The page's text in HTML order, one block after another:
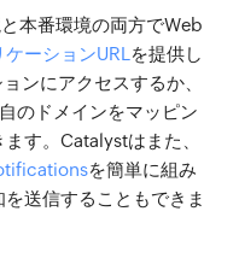
本番環境の両方でWeb
ーションURL を提供し
ンにアクセスするか、
のドメインをマッピン
す。Catalystはまた、
を簡単に組み
送信することもできま